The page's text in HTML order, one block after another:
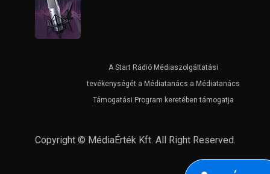
A Start Rádió Médiaszolgáltatási
tevékenységét a Médiatanács a Médiatanács
Támogatási Program keretében támogatja
Copyright © MédiaÉrték Kft. All Right Reserved.